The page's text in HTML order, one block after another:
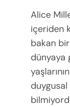
Alice
içeriden
bakan bir
dünyaya
duygusal